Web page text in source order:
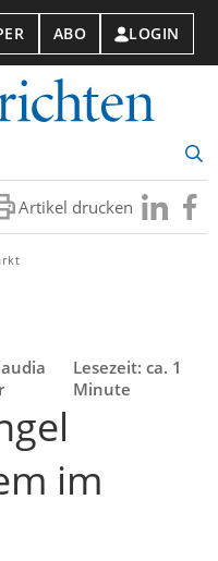
ABO LOGIN
Artikel drucken Besuchen
Sie
Sie
Lesezeit: ca. 1
Minute
im